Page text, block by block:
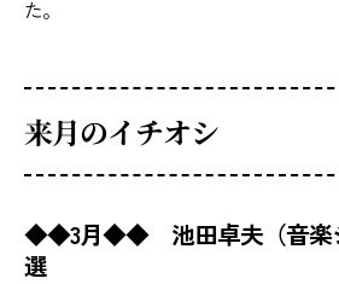
た。
来月のイチオシ
◆◆3月◆◆ 池田卓夫（音楽ジ
選